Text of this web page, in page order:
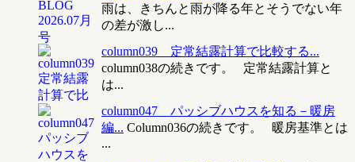
雨は、きちんと雨が降る年とそうでない年
の差が激し...
column039 定常結露計算で比較する...
column038の続きです。 定常結露計算と
は...
column047 パッシブハウスを知る－暖房
編... Column036の続きです。 暖房基準とは
...